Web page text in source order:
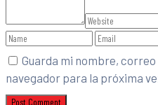
Guarda mi nombre,
navegador para la próxima